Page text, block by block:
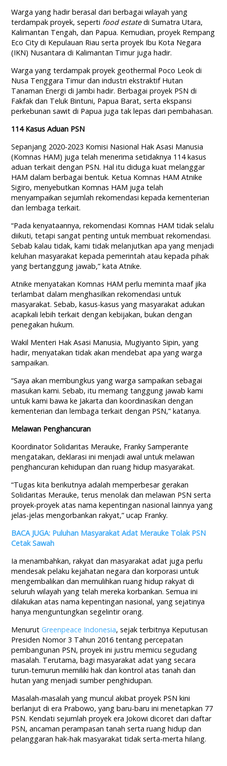
Warga yang hadir berasal dari berbagai wilayah yang
terdampak proyek, seperti food estatedi Sumatra Utara,
Kalimantan Tengah, dan Papua. Kemudian, proyek Rempang
Eco City di Kepulauan Riau serta proyek Ibu Kota Negara
(IKN) Nusantara di Kalimantan Timur juga hadir.
Warga yang terdampak proyek geothermal Poco Leok di
Nusa Tenggara Timur dan industri ekstraktif Hutan
Tanaman Energi di Jambi hadir. Berbagai proyek PSN di
Fakfak dan Teluk Bintuni, Papua Barat, serta ekspansi
perkebunan sawit di Papua juga tak lepas dari pembahasan.
114 Kasus Aduan PSN
Sepanjang 2020-2023 Komisi Nasional Hak Asasi Manusia
(Komnas HAM) juga telah menerima setidaknya 114 kasus
aduan terkait dengan PSN. Hal itu diduga kuat melanggar
HAM dalam berbagai bentuk. Ketua Komnas HAM Atnike
Sigiro, menyebutkan Komnas HAM juga telah
menyampaikan sejumlah rekomendasi kepada kementerian
dan lembaga terkait.
“Pada kenyataannya, rekomendasi Komnas HAM tidak selalu
diikuti, tetapi sangat penting untuk membuat rekomendasi.
Sebab kalau tidak, kami tidak melanjutkan apa yang menjadi
keluhan masyarakat kepada pemerintah atau kepada pihak
yang bertanggung jawab,” kata Atnike.
Atnike menyatakan Komnas HAM perlu meminta maaf jika
terlambat dalam menghasilkan rekomendasi untuk
masyarakat. Sebab, kasus-kasus yang masyarakat adukan
acapkali lebih terkait dengan kebijakan, bukan dengan
penegakan hukum.
Wakil Menteri Hak Asasi Manusia, Mugiyanto Sipin, yang
hadir, menyatakan tidak akan mendebat apa yang warga
sampaikan.
“Saya akan membungkus yang warga sampaikan sebagai
masukan kami. Sebab, itu memang tanggung jawab kami
untuk kami bawa ke Jakarta dan koordinasikan dengan
kementerian dan lembaga terkait dengan PSN,” katanya.
Melawan Penghancuran
Koordinator Solidaritas Merauke, Franky Samperante
mengatakan, deklarasi ini menjadi awal untuk melawan
penghancuran kehidupan dan ruang hidup masyarakat.
“Tugas kita berikutnya adalah memperbesar gerakan
Solidaritas Merauke, terus menolak dan melawan PSN serta
proyek-proyek atas nama kepentingan nasional lainnya yang
jelas-jelas mengorbankan rakyat,” ucap Franky.
BACA JUGA: Puluhan Masyarakat Adat Merauke Tolak PSN
Cetak Sawah
Ia menambahkan, rakyat dan masyarakat adat juga perlu
mendesak pelaku kejahatan negara dan korporasi untuk
mengembalikan dan memulihkan ruang hidup rakyat di
seluruh wilayah yang telah mereka korbankan. Semua ini
dilakukan atas nama kepentingan nasional, yang sejatinya
hanya menguntungkan segelintir orang.
MenurutGreenpeace Indonesia, sejak terbitnya Keputusan
Presiden Nomor 3 Tahun 2016 tentang percepatan
pembangunan PSN, proyek ini justru memicu segudang
masalah. Terutama, bagi masyarakat adat yang secara
turun-temurun memiliki hak dan kontrol atas tanah dan
hutan yang menjadi sumber penghidupan.
Masalah-masalah yang muncul akibat proyek PSN kini
berlanjut di era Prabowo, yang baru-baru ini menetapkan 77
PSN. Kendati sejumlah proyek era Jokowi dicoret dari daftar
PSN, ancaman perampasan tanah serta ruang hidup dan
pelanggaran hak-hak masyarakat tidak serta-merta hilang.